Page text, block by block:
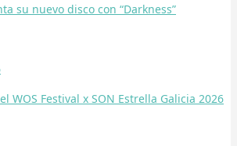
su nuevo disco con “Darkness”
WOS Festival x SON Estrella Galicia 2026